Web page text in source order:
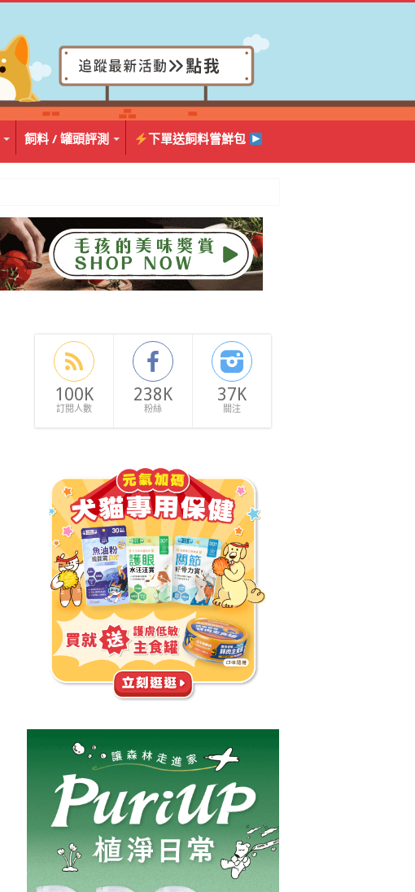
飼料 / 罐頭評測 下單送飼料嘗鮮包
100K
訂閱人數
238K
粉絲
37K
關注